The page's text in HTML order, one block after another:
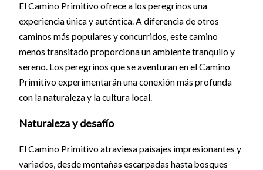
El Camino Primitivo ofrece a los peregrinos una
experiencia única y auténtica. A diferencia de otros
caminos más populares y concurridos, este camino
menos transitado proporciona un ambiente tranquilo y
sereno. Los peregrinos que se aventuran en el Camino
Primitivo experimentarán una conexión más profunda
con la naturaleza y la cultura local.
Naturaleza y desafío
El Camino Primitivo atraviesa paisajes impresionantes y
variados, desde montañas escarpadas hasta bosques